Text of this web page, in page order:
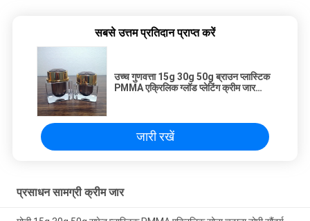
सबसे उत्तम प्रतिदान प्राप्त करें
उच्च गुणवत्ता 15g 30g 50g ब्राउन प्लास्टिक
PMMA एक्रिलिक ग्लॉड प्लेटिंग क्रीम जार
जारी रखें
प्रसाधन सामग्री क्रीम जार